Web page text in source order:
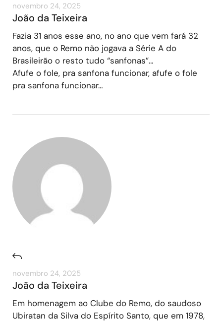
novembro 24, 2025
João da Teixeira
Fazia 31 anos esse ano, no ano que vem fará 32
anos, que o Remo não jogava a Série A do
Brasileirão o resto tudo “sanfonas”…
Afufe o fole, pra sanfona funcionar, afufe o fole
pra sanfona funcionar…
novembro 24, 2025
João da Teixeira
Em homenagem ao Clube do Remo, do saudoso
Ubiratan da Silva do Espírito Santo, que em 1978,